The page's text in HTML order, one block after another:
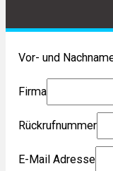
Vor- und
Firma
Rückrufnummer
E-Mail Adresse